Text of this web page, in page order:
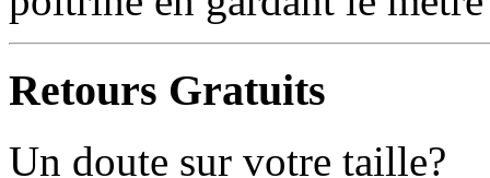
Retours Gratuits
Un doute sur votre taille?